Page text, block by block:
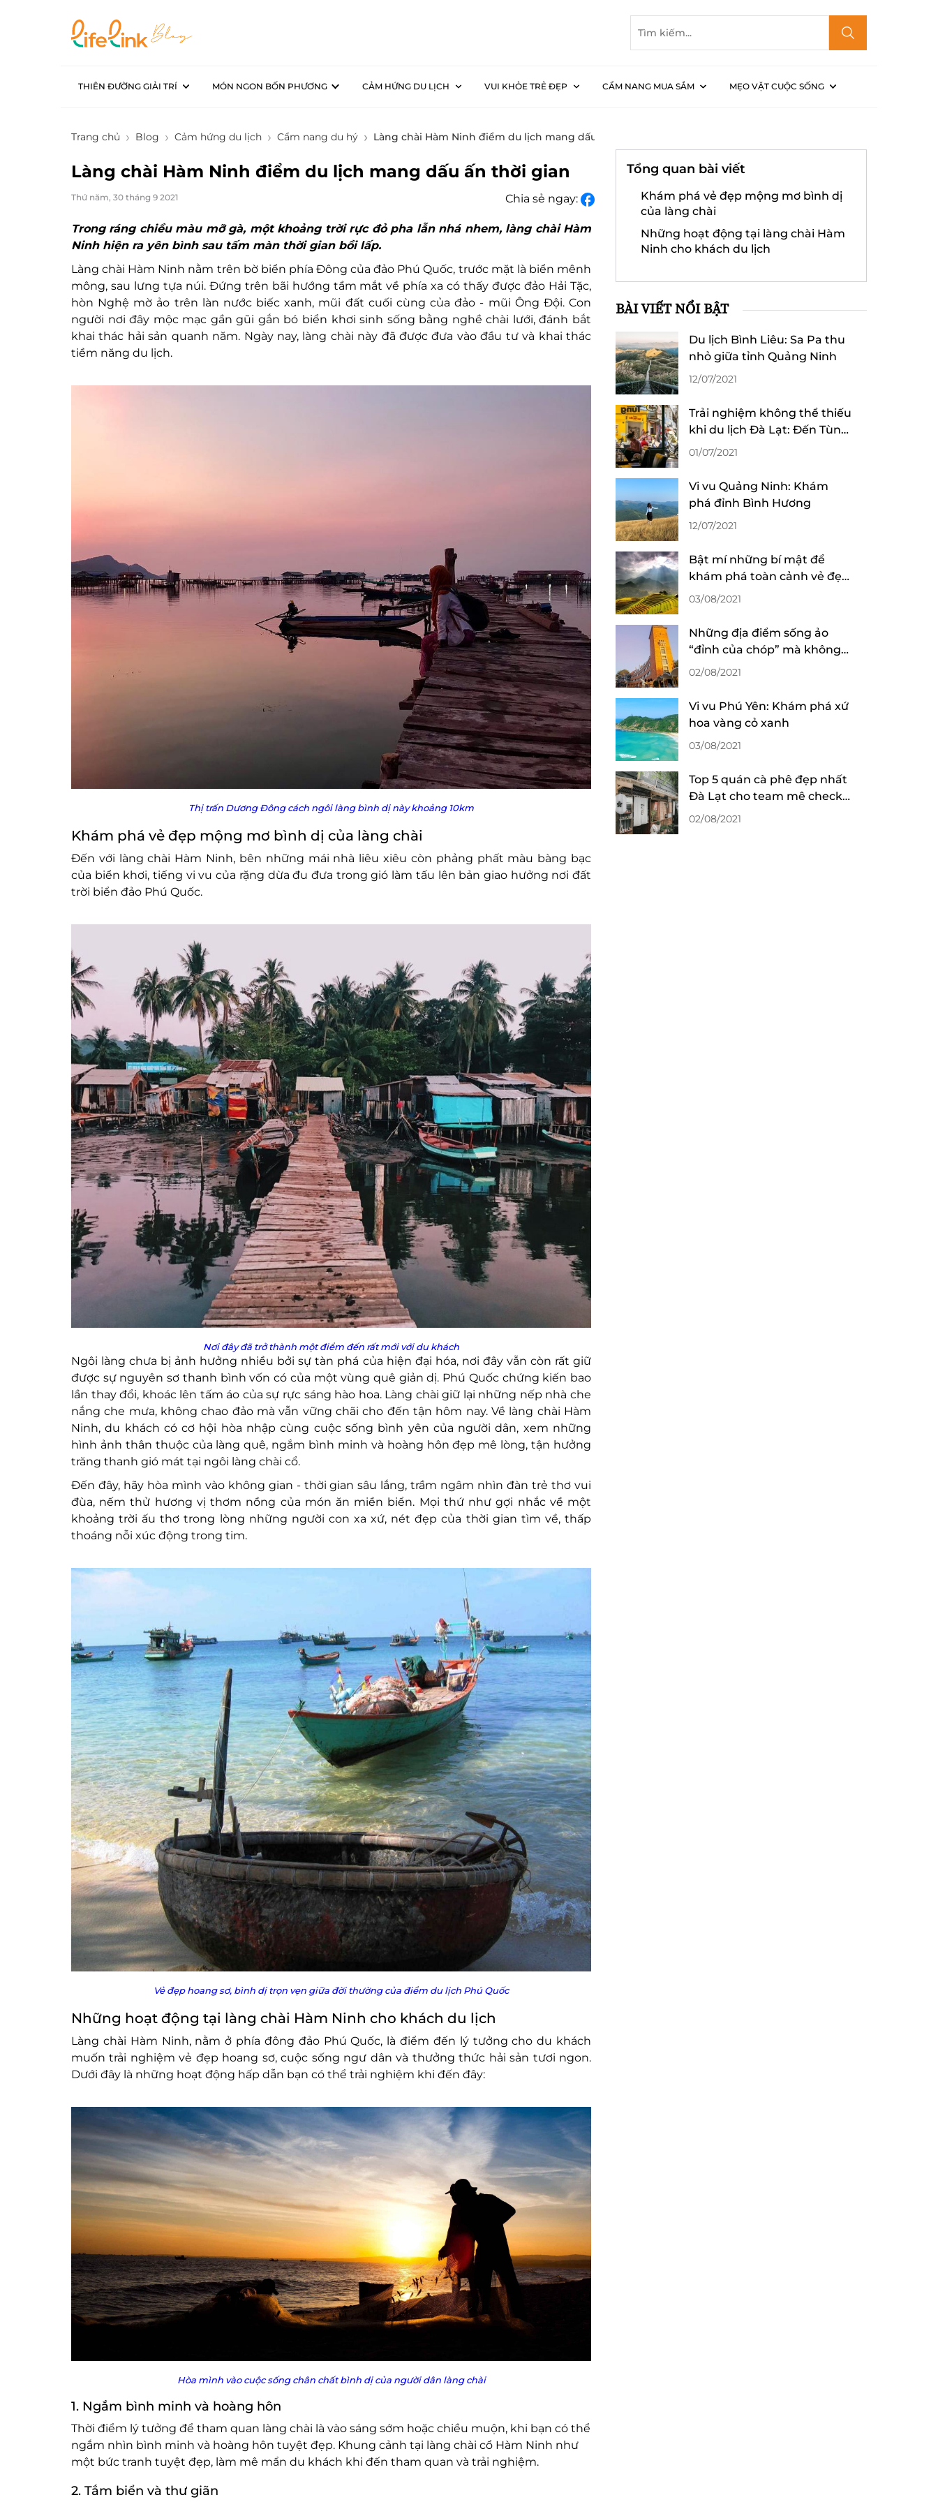
THIÊN ĐƯỜNG GIẢI TRÍ MÓN NGON BỐN PHƯƠNG CẢM HỨNG DU LỊCH VUI KHỎE TRẺ ĐẸP CẨM NANG MUA SẮM MẸO VẶT CUỘC SỐNG
Trang chủ Blog Cảm hứng du lịch Cẩm nang du hý Làng chài Hàm Ninh điểm du lịch mang dấu ấn thời gian
Làng chài Hàm Ninh điểm du lịch mang dấu ấn thời gian
Thứ năm, 30 tháng 9 2021 Chia sẻ ngay:
Trong ráng chiều màu mỡ gà, một khoảng trời rực đỏ pha lẫn nhá nhem, làng chài Hàm
Ninh hiện ra yên bình sau tấm màn thời gian bồi lấp.
Làng chài Hàm Ninh nằm trên bờ biển phía Đông của đảo Phú Quốc, trước mặt là biển mênh
mông, sau lưng tựa núi. Đứng trên bãi hướng tầm mắt về phía xa có thấy được đảo Hải Tặc,
hòn Nghệ mờ ảo trên làn nước biếc xanh, mũi đất cuối cùng của đảo - mũi Ông Đội. Con
người nơi đây mộc mạc gần gũi gắn bó biển khơi sinh sống bằng nghề chài lưới, đánh bắt
khai thác hải sản quanh năm. Ngày nay, làng chài này đã được đưa vào đầu tư và khai thác
tiềm năng du lịch.
Thị trấn Dương Đông cách ngôi làng bình dị này khoảng 10km
Khám phá vẻ đẹp mộng mơ bình dị của làng chài
Đến với làng chài Hàm Ninh, bên những mái nhà liêu xiêu còn phảng phất màu bàng bạc
của biển khơi, tiếng vi vu của rặng dừa đu đưa trong gió làm tấu lên bản giao hưởng nơi đất
trời biển đảo Phú Quốc.
Nơi đây đã trở thành một điểm đến rất mới với du khách
Ngôi làng chưa bị ảnh hưởng nhiều bởi sự tàn phá của hiện đại hóa, nơi đây vẫn còn rất giữ
được sự nguyên sơ thanh bình vốn có của một vùng quê giản dị. Phú Quốc chứng kiến bao
lần thay đổi, khoác lên tấm áo của sự rực sáng hào hoa. Làng chài giữ lại những nếp nhà che
nắng che mưa, không chao đảo mà vẫn vững chãi cho đến tận hôm nay. Về làng chài Hàm
Ninh, du khách có cơ hội hòa nhập cùng cuộc sống bình yên của người dân, xem những
hình ảnh thân thuộc của làng quê, ngắm bình minh và hoàng hôn đẹp mê lòng, tận hưởng
trăng thanh gió mát tại ngôi làng chài cổ.
Đến đây, hãy hòa mình vào không gian - thời gian sâu lắng, trầm ngâm nhìn đàn trẻ thơ vui
đùa, nếm thử hương vị thơm nồng của món ăn miền biển. Mọi thứ như gợi nhắc về một
khoảng trời ấu thơ trong lòng những người con xa xứ, nét đẹp của thời gian tìm về, thấp
thoáng nỗi xúc động trong tim.
Vẻ đẹp hoang sơ, bình dị trọn vẹn giữa đời thường của điểm du lịch Phú Quốc
Những hoạt động tại làng chài Hàm Ninh cho khách du lịch
Làng chài Hàm Ninh, nằm ở phía đông đảo Phú Quốc, là điểm đến lý tưởng cho du khách
muốn trải nghiệm vẻ đẹp hoang sơ, cuộc sống ngư dân và thưởng thức hải sản tươi ngon.
Dưới đây là những hoạt động hấp dẫn bạn có thể trải nghiệm khi đến đây:
Hòa mình vào cuộc sống chân chất bình dị của người dân làng chài
1. Ngắm bình minh và hoàng hôn
Thời điểm lý tưởng để tham quan làng chài là vào sáng sớm hoặc chiều muộn, khi bạn có thể
ngắm nhìn bình minh và hoàng hôn tuyệt đẹp. Khung cảnh tại làng chài cổ Hàm Ninh như
một bức tranh tuyệt đẹp, làm mê mẩn du khách khi đến tham quan và trải nghiệm.
2. Tắm biển và thư giãn
Tổng quan bài viết
Khám phá vẻ đẹp mộng mơ bình dị
của làng chài
Những hoạt động tại làng chài Hàm
Ninh cho khách du lịch
BÀI VIẾT NỔI BẬT
Du lịch Bình Liêu: Sa Pa thu
nhỏ giữa tỉnh Quảng Ninh
12/07/2021
Trải nghiệm không thể thiếu
khi du lịch Đà Lạt: Đến Tùng
“làm” ly cafe!
01/07/2021
Vi vu Quảng Ninh: Khám
phá đỉnh Bình Hương
12/07/2021
Bật mí những bí mật để
khám phá toàn cảnh vẻ đẹp
mùa lúa chín ở Sa Pa
03/08/2021
Những địa điểm sống ảo
“đỉnh của chóp” mà không
mất phí tại Đà Lạt
02/08/2021
Vi vu Phú Yên: Khám phá xứ
hoa vàng cỏ xanh
03/08/2021
Top 5 quán cà phê đẹp nhất
Đà Lạt cho team mê check-
in sống ảo
02/08/2021